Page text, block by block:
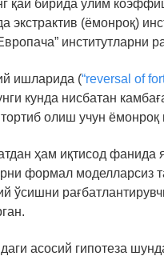
қай бирида ўлим
экстрактив (ёмонроқ)
институтларни
ишларида (“reversal of
кунда нисбатан
олиш учун
ҳам иқтисод фанида
формал моделларсиз
ўсишни
асосий гипотеза